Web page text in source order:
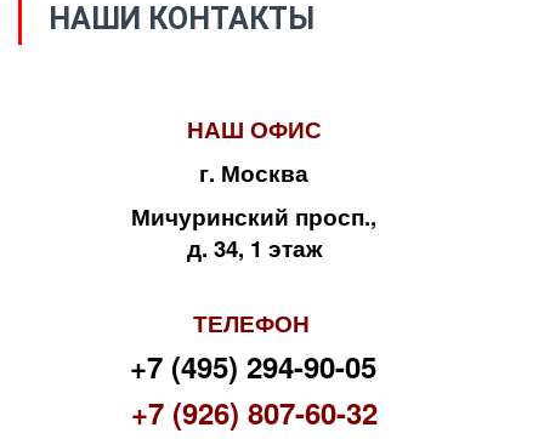
НАШИ КОНТАКТЫ
НАШ ОФИС
г. Москва
Мичуринский просп.,
д. 34, 1 этаж
ТЕЛЕФОН
+7 (495) 294-90-05
+7 (926) 807-60-32